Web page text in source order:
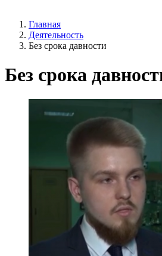
Главная
Деятельность
Без срока давности
Без срока